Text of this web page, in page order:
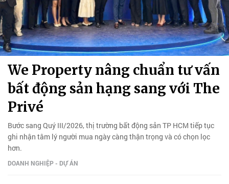
We Property nâng chuẩn tư vấn
bất động sản hạng sang với The
Privé
Bước sang Quý III/2026, thị trường bất động sản TP HCM tiếp tục
ghi nhận tâm lý người mua ngày càng thận trọng và có chọn lọc
hơn.
DOANH NGHIỆP - DỰ ÁN